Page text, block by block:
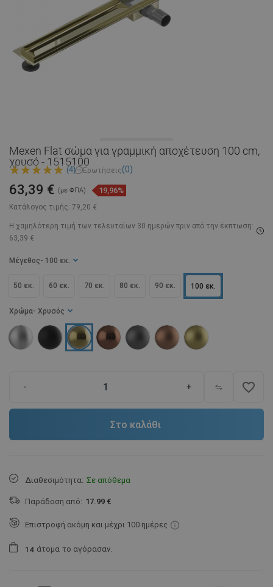
Mexen Flat σώμα για γραμμική αποχέτευση 100 cm,
χρυσό - 1515100
(4) Ερωτήσεις(0)
Κατάλογος τιμής: 79,20 €
63,39 € (με ΦΠΑ) 19,96%
Η χαμηλότερη τιμή των τελευταίων 30 ημερών πριν από την έκπτωση:
63,39 €
Μέγεθος - 100 εκ.
50 εκ. 60 εκ. 70 εκ. 80 εκ. 90 εκ. 100 εκ.
Χρώμα - Χρυσός
- + favorite_border
Στο καλάθι
Διαθεσιμότητα: Σε απόθεμα
Παράδοση από: 17.99 €
Επιστροφή ακόμη και μέχρι 100 ημέρες
1 4 άτομα το αγόρασαν.